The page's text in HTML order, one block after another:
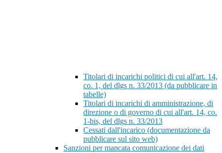
Titolari di incarichi politici di cui all'art. 14,
co. 1, del dlgs n. 33/2013 (da pubblicare in
tabelle)
Titolari di incarichi di amministrazione, di
direzione o di governo di cui all'art. 14, co.
1-bis, del dlgs n. 33/2013
Cessati dall'incarico (documentazione da
pubblicare sul sito web)
Sanzioni per mancata comunicazione dei dati